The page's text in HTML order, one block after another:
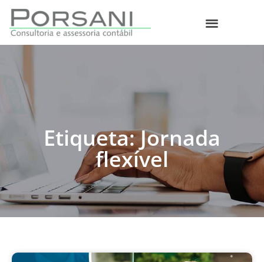
Etiqueta: Jornada
flexível